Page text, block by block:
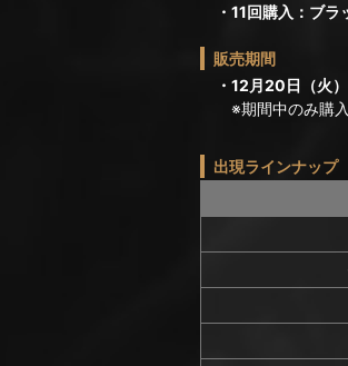
・11回購入：ブ
販売期間
・12月20日（火
※期間中のみ購入
出現ラインナップ